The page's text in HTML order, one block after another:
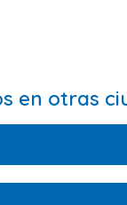
en otras